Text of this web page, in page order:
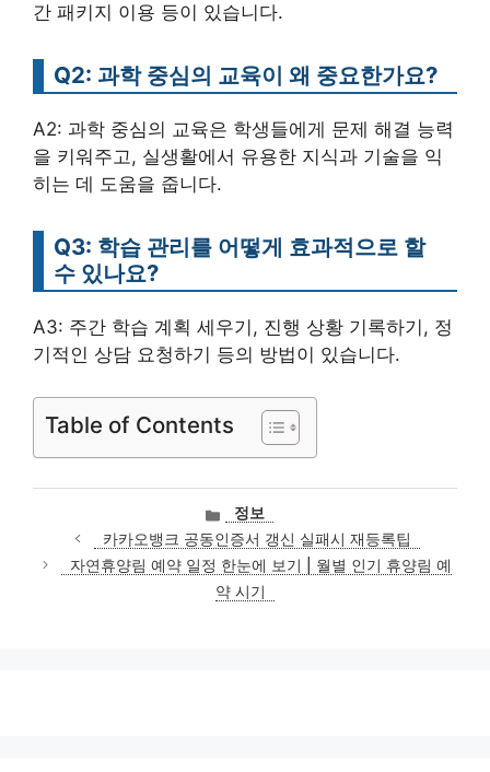
간 패키지 이용 등이 있습니다.
Q2: 과학 중심의 교육이 왜 중요한가요?
A2: 과학 중심의 교육은 학생들에게 문제 해결 능력
을 키워주고, 실생활에서 유용한 지식과 기술을 익
히는 데 도움을 줍니다.
Q3: 학습 관리를 어떻게 효과적으로 할
수 있나요?
A3: 주간 학습 계획 세우기, 진행 상황 기록하기, 정
기적인 상담 요청하기 등의 방법이 있습니다.
Table of Contents
카
테
고
리
정보
카카오뱅크 공동인증서 갱신 실패시 재등록팁
자연휴양림 예약 일정 한눈에 보기 | 월별 인기 휴양림 예
약 시기